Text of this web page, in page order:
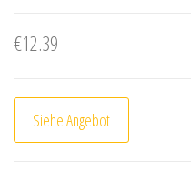
€12.39
Siehe Angebot